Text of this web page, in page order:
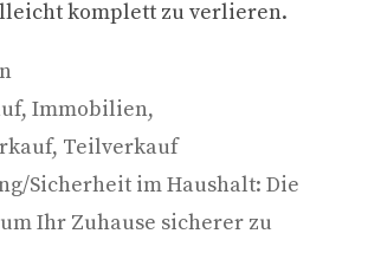
komplett zu verlieren.
, Immobilien,
, Teilverkauf
Sicherheit im Haushalt: Die
Ihr Zuhause sicherer zu